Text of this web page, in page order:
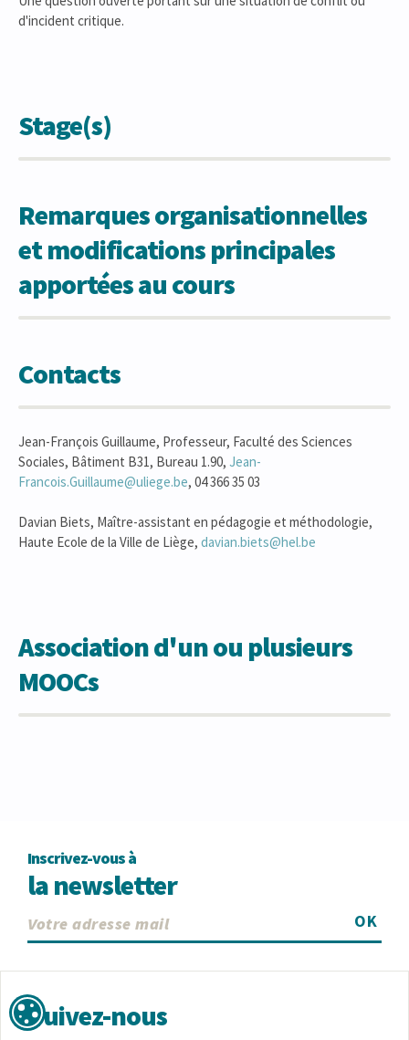
d'incident critique.
Stage(s)
Remarques organisationnelles
et modifications principales
apportées au cours
Contacts
Jean-François Guillaume, Professeur, Faculté des Sciences
Sociales, Bâtiment B31, Bureau 1.90, Jean-
Francois.Guillaume@uliege.be, 04 366 35 03
Davian Biets, Maître-assistant en pédagogie et méthodologie,
Haute Ecole de la Ville de Liège, davian.biets@hel.be
Association d'un ou plusieurs
MOOCs
Inscrivez-vous à
la newsletter
OK
Suivez-nous